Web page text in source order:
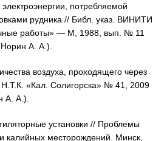
потребляемой
рудника // Библ. указ. ВИНИТИ
работы» — М, 1988, вып. № 11
А. А.).
воздуха, проходящего через
«Кал. Солигорска» № 41, 2009
А. А.).
установки // Проблемы
калийных месторождений. Минск,